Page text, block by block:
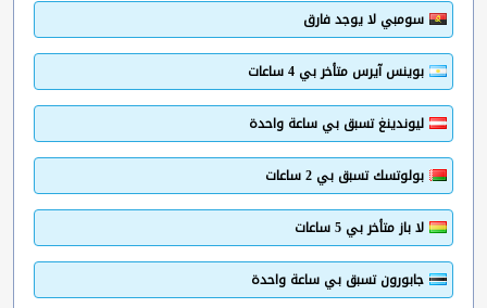
سومبي لا يوجد فارق
بوينس آيرس متأخر بي 4 ساعات
ليوندينغ تسبق بي ساعة واحدة
بولوتسك تسبق بي 2 ساعات
لا باز متأخر بي 5 ساعات
جابورون تسبق بي ساعة واحدة